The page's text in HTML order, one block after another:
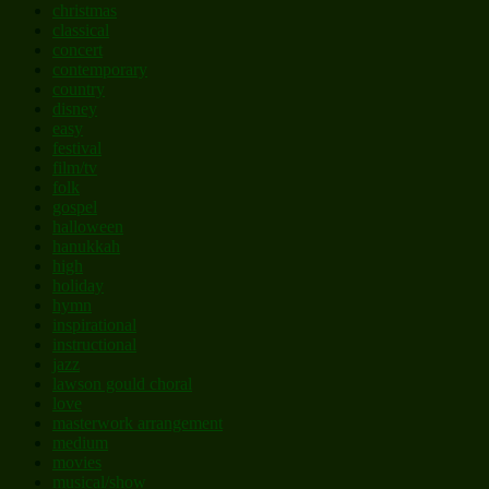
christmas
classical
concert
contemporary
country
disney
easy
festival
film/tv
folk
gospel
halloween
hanukkah
high
holiday
hymn
inspirational
instructional
jazz
lawson gould choral
love
masterwork arrangement
medium
movies
musical/show